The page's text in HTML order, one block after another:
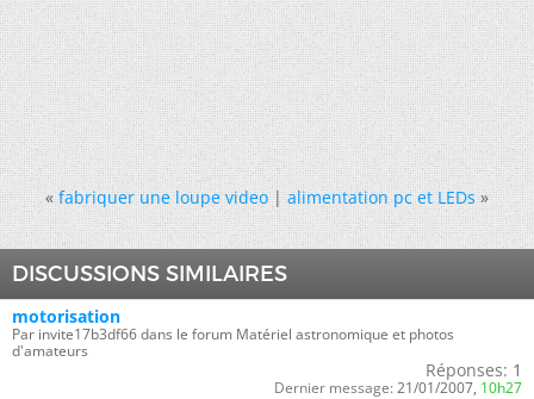
« fabriquer une loupe video|alimentation pc et LEDs »
DISCUSSIONS SIMILAIRES
motorisation
Par invite17b3df66 dans le forum Matériel astronomique et photos
d'amateurs
Réponses: 1
Dernier message: 21/01/2007, 10h27